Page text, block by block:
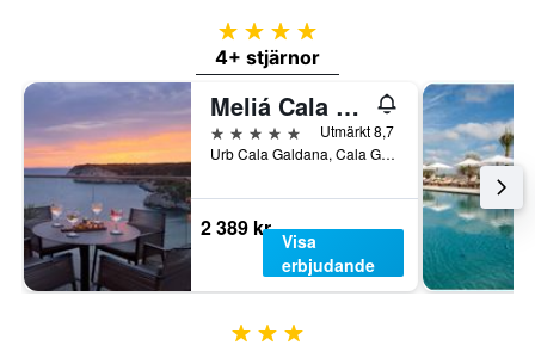
4 stjärnor
4+ stjärnor
Meliá Cala Galdana
5 stjärnor
Utmärkt 8,7
Urb Cala Galdana, Cala Galdana, Menorca, Spanien
2 389 kr
Visa
erbjudande
3 stjärnor